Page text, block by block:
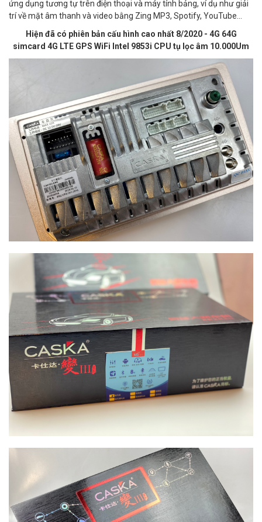
ứng dụng tương tự trên điện thoại và máy tính bảng, ví dụ như giải
trí về mặt âm thanh và video bằng Zing MP3, Spotify, YouTube...
Hiện đã có phiên bản cấu hình cao nhất 8/2020 - 4G 64G
simcard 4G LTE GPS WiFi Intel 9853i CPU tụ lọc âm 10.000Um